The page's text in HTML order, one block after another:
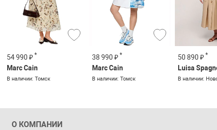
54 990 ₽ *
Marc Cain
В наличии: Томск
38 990 ₽ *
Marc Cain
В наличии: Томск
50 890 ₽ *
Luisa
В наличии:
О КОМПАНИИ